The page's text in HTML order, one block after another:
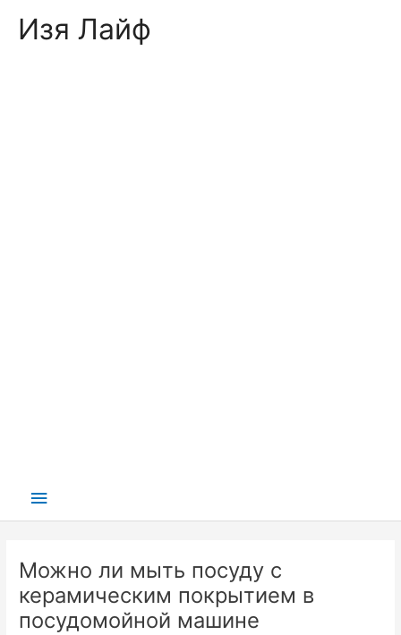
Изя Лайф
Main
Можно ли мыть посуду с
керамическим покрытием в
посудомойной машине